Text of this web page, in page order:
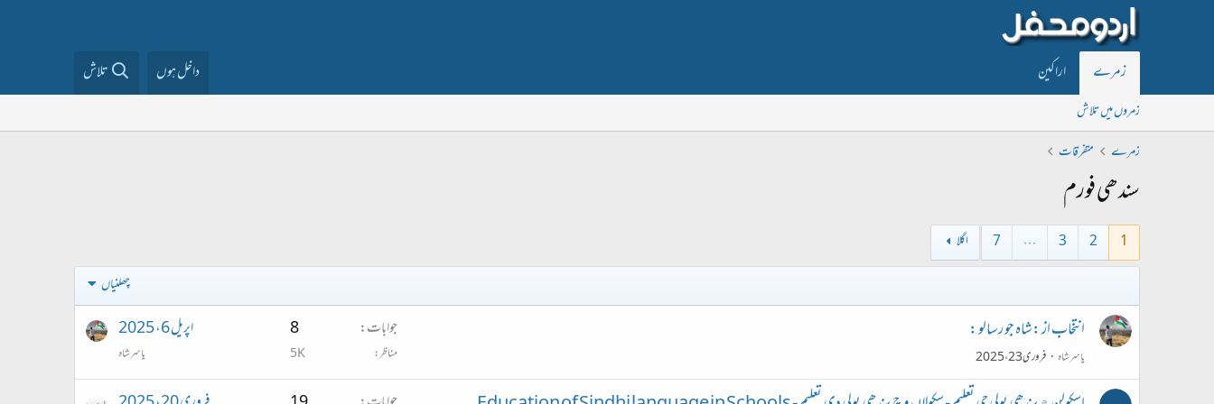
زمرے اراکین داخل ہوں تلاش
زمروں میں تلاش
زمرے
متفرقات
سندھی فورم
1
2
3
…
7
اگلا
چھلنیاں
انتخاب از :شاہ جو رسالو :
یاسر شاہ فروری 23، 2025
جوابات 8
مناظر 5K
اپریل 6، 2025
یاسر شاہ